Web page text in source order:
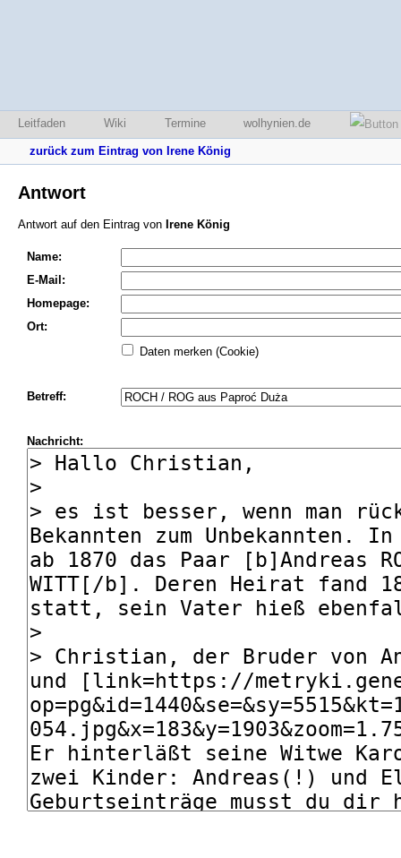
Leitfaden Wiki Termine wolhynien.de
zurück zum Eintrag von Irene König
Antwort
Antwort auf den Eintrag von Irene König
Name:
E-Mail:
Homepage:
Ort:
Daten merken (Cookie)
Betreff:
Nachricht: